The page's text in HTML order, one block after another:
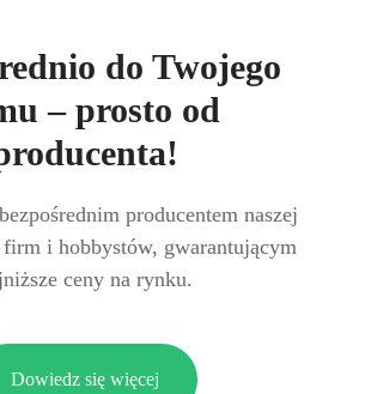
do Twojego
– prosto od
producentem naszej
i hobbystów, gwarantującym
ceny na rynku.
Dowiedz się więcej